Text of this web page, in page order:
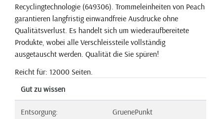
Recyclingtechnologie (649306). Trommeleinheiten von Peach
garantieren langfristig einwandfreie Ausdrucke ohne
Qualitätsverlust. Es handelt sich um wiederaufbereitete
Produkte, wobei alle Verschleissteile vollständig
ausgetauscht werden. Qualität die Sie spüren!
Reicht für: 12000 Seiten.
Gut zu wissen
Entsorgung: GruenePunkt